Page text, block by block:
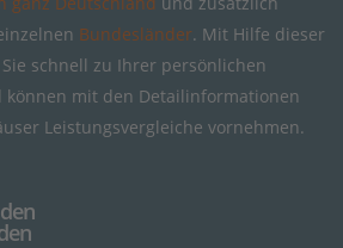
Bundesländer. Mit Hilfe dieser
schnell zu Ihrer persönlichen
können mit den Detailinformationen
Leistungsvergleiche vornehmen.